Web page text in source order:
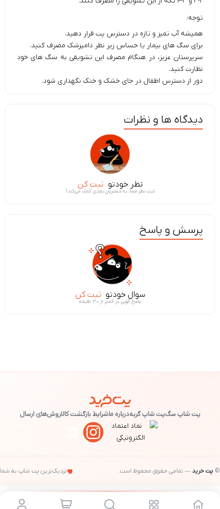
توجه:
همیشه آب تمیز و تازه در دسترس پت قرار دهید.
برای سگ های بیمار یا حساس زیر نظر دامپزشک مصرف کنید.
سرپرستان عزیز، در هنگام مصرف این تشویقی به سگ های خود
نظارت کنید.
دور از دسترس اطفال در جای خشک و خنک نگهداری شود.
دیدگاه ها و نظرات
نظر خودتو ثبت کن
ثبت نظر شما، به مشتریان بعدی کمک می‌کند!
پرسش و پاسخ
سوال خودتو ثبت کن
پاسخ گویی در کمتر از ۳۰ دقیقه
پت شاپ سگپت شاپ گربهدرباره ماشرایط بازگشت کالاروش‌های ارسال
© پت خرید— تمامی حقوق محفوظ است. نزدیک‌ترین پت شاپ به شما